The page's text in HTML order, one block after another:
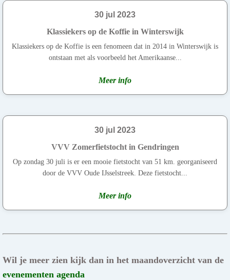
30 jul 2023
Klassiekers op de Koffie in Winterswijk
Klassiekers op de Koffie is een fenomeen dat in 2014 in Winterswijk is
ontstaan met als voorbeeld het Amerikaanse...
Meer info
30 jul 2023
VVV Zomerfietstocht in Gendringen
Op zondag 30 juli is er een mooie fietstocht van 51 km. georganiseerd
door de VVV Oude IJsselstreek. Deze fietstocht...
Meer info
Wil je meer zien kijk dan in het maandoverzicht van de
evenementen agenda